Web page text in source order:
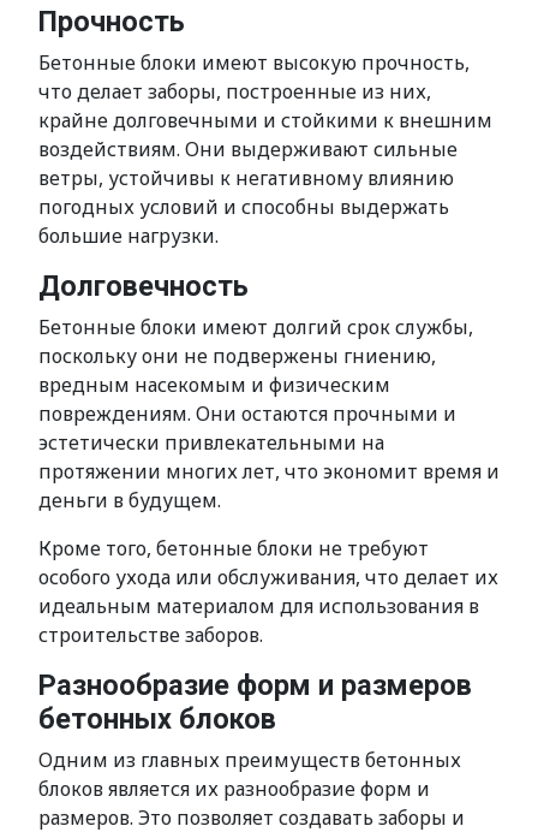
Прочность
Бетонные блоки имеют высокую прочность,
что делает заборы, построенные из них,
крайне долговечными и стойкими к внешним
воздействиям. Они выдерживают сильные
ветры, устойчивы к негативному влиянию
погодных условий и способны выдержать
большие нагрузки.
Долговечность
Бетонные блоки имеют долгий срок службы,
поскольку они не подвержены гниению,
вредным насекомым и физическим
повреждениям. Они остаются прочными и
эстетически привлекательными на
протяжении многих лет, что экономит время и
деньги в будущем.
Кроме того, бетонные блоки не требуют
особого ухода или обслуживания, что делает их
идеальным материалом для использования в
строительстве заборов.
Разнообразие форм и размеров
бетонных блоков
Одним из главных преимуществ бетонных
блоков является их разнообразие форм и
размеров. Это позволяет создавать заборы и